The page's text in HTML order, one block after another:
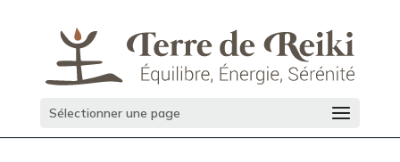
Sélectionner une page